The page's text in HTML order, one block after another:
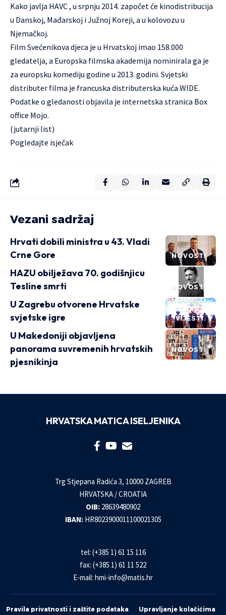
Kako javlja HAVC , u srpnju 2014. započet će kinodistribucija
u Danskoj, Mađarskoj i Južnoj Koreji, a u kolovozu u
Njemačkoj.
Film Svećenikova djeca je u Hrvatskoj imao 158.000
gledatelja, a Europska filmska akademija nominirala ga je
za europsku komediju godine u 2013. godini. Svjetski
distributer filma je francuska distributerska kuća WIDE.
Podatke o gledanosti objavila je internetska stranica Box
office Mojo.
(jutarnji list)
Pogledajte isječak
Vezani sadržaj
NOVOSTI
Hrvati dobili ministra u 43. Vladi
Crne Gore
NOVOSTI
HAZU obilježava 70. godišnjicu
Tesline smrti
NOVOSTI
STARE
VIJESTI
U Zagrebu otvorene Hrvatske
svjetske igre
NOVOSTI
U Makedoniji objavljena
panorama suvremenih hrvatskih
pjesnikinja
HRVATSKA MATICA ISELJENIKA
Trg Stjepana Radića 3, 10000 ZAGREB
HRVATSKA / CROATIA
OIB: 28639480902
IBAN: HR8023900011100021305
tel: (+385 1) 61 15 116
fax: (+385 1) 61 11 522
E-mail: hmi-info@matis.hr
Pravila privatnosti i zaštite podataka Upravljanje kolačićima